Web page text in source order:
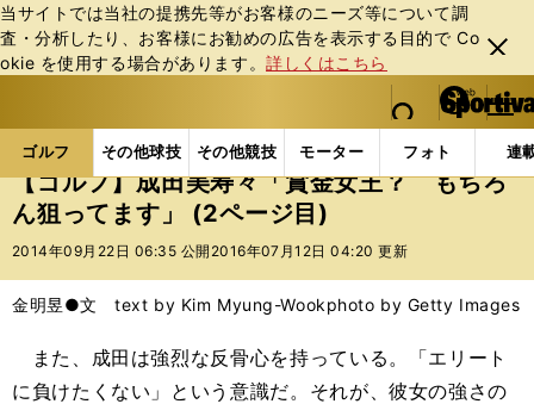
当サイトでは当社の提携先等がお客様のニーズ等について調
査・分析したり、お客様にお勧めの広告を表⽰する⽬的で Co
okie を使⽤する場合があります。詳しくはこちら
閉じ
る
web Sportiva (webスポルティーバ)
検索
マイペ
ー
ジ
メニュ
ゴルフ その他球技 その他競技 モーター フォト 連
ス
ポ
ル
バ
ゴルフの記事一覧 ゴルフ 女子ゴルフ 【ゴルフ
【ゴルフ】成田美寿々「賞金女王？ もちろ
ん狙ってます」 (2ページ目)
2014年09月22日 06:35 公開 2016年07月12日 04:20 更新
金明昱●文 text by Kim Myung-Wookphoto by Getty Images
また、成田は強烈な反骨心を持っている。「エリート
に負けたくない」という意識だ。それが、彼女の強さの